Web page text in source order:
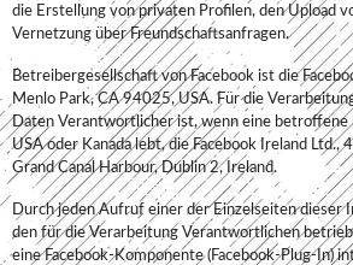
die Erstellung von privaten Profilen, den Upload
Vernetzung über Freundschaftsanfragen.
Betreibergesellschaft von Facebook ist die
Menlo Park, CA 94025, USA. Für die
Daten Verantwortlicher ist, wenn eine betroffene
USA oder Kanada lebt, die Facebook Ireland Ltd.,
Grand Canal Harbour, Dublin 2, Ireland.
Durch jeden Aufruf einer der Einzelseiten dieser
den für die Verarbeitung Verantwortlichen
eine Facebook-Komponente (Facebook-Plug-In)